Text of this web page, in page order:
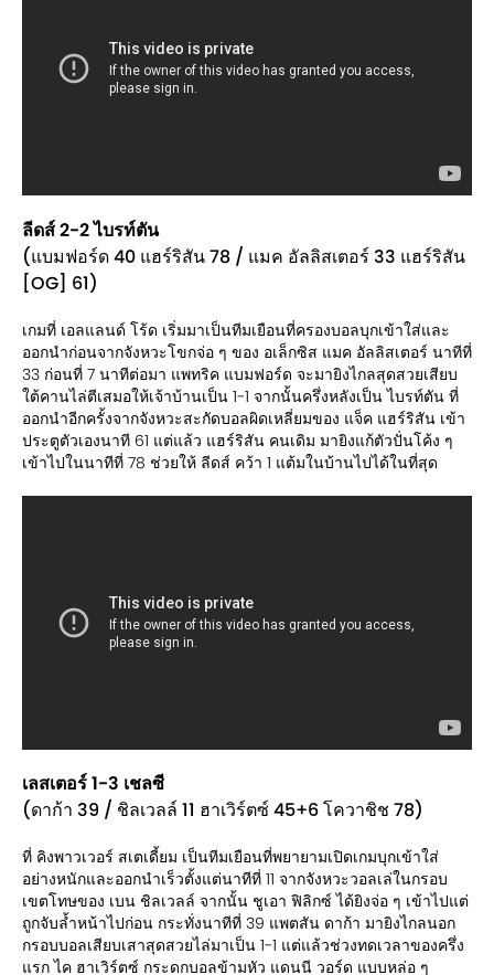
ลีดส์ 2-2 ไบรท์ตัน
(แบมฟอร์ด 40 แฮร์ริสัน 78 / แมค อัลลิสเตอร์ 33 แฮร์ริสัน
[OG] 61)
เกมที่ เอลแลนด์ โร้ด เริ่มมาเป็นทีมเยือนที่ครองบอลบุกเข้าใส่และ
ออกนำก่อนจากจังหวะโขกจ่อ ๆ ของ อเล็กซิส แมค อัลลิสเตอร์ นาทีที่
33 ก่อนที่ 7 นาทีต่อมา แพทริค แบมฟอร์ด จะมายิงไกลสุดสวยเสียบ
ใต้คานไล่ตีเสมอให้เจ้าบ้านเป็น 1-1 จากนั้นครึ่งหลังเป็น ไบรท์ตัน ที่
ออกนำอีกครั้งจากจังหวะสะกัดบอลผิดเหลี่ยมของ แจ็ค แฮร์ริสัน เข้า
ประตูตัวเองนาที 61 แต่แล้ว แฮร์ริสัน คนเดิม มายิงแก้ตัวปั่นโค้ง ๆ
เข้าไปในนาทีที่ 78 ช่วยให้ ลีดส์ คว้า 1 แต้มในบ้านไปได้ในที่สุด
เลสเตอร์ 1-3 เชลซี
(ดาก้า 39 / ชิลเวลล์ 11 ฮาเวิร์ตซ์ 45+6 โควาชิช 78)
ที่ คิงพาวเวอร์ สเตเดี้ยม เป็นทีมเยือนที่พยายามเปิดเกมบุกเข้าใส่
อย่างหนักและออกนำเร็วตั้งแต่นาทีที่ 11 จากจังหวะวอลเล่ในกรอบ
เขตโทษของ เบน ชิลเวลล์ จากนั้น ชูเอา ฟิลิกซ์ ได้ยิงจ่อ ๆ เข้าไปแต่
ถูกจับล้ำหน้าไปก่อน กระทั่งนาทีที่ 39 แพตสัน ดาก้า มายิงไกลนอก
กรอบบอลเสียบเสาสุดสวยไล่มาเป็น 1-1 แต่แล้วช่วงทดเวลาของครึ่ง
แรก ไค ฮาเวิร์ตซ์ กระดกบอลข้ามหัว แดนนี วอร์ด แบบหล่อ ๆ